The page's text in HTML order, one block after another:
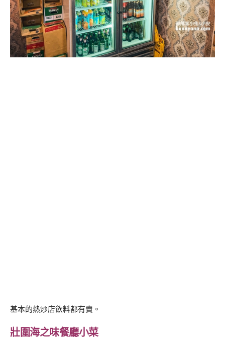
基本的熱炒店飲料都有賣。
壯圍海之味餐廳小菜